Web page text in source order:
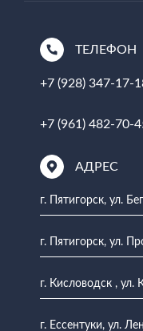
ТЕЛЕФОН
+7 (928) 347-17-
+7 (961) 482-70-
АДРЕС
г. Пятигорск, ул.
г. Пятигорск, ул.
г. Кисловодск , ул.
г. Ессентуки, ул.